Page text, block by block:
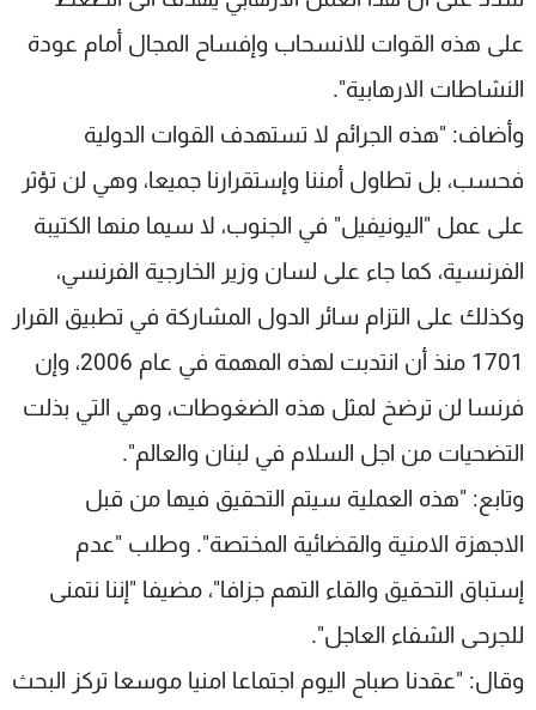
على هذه القوات للانسحاب وإفساح المجال أمام عودة
النشاطات الارهابية".
وأضاف: "هذه الجرائم لا تستهدف القوات الدولية
فحسب، بل تطاول أمننا وإستقرارنا جميعا، وهي لن تؤثر
على عمل "اليونيفيل" في الجنوب، لا سيما منها الكتيبة
الفرنسية، كما جاء على لسان وزير الخارجية الفرنسي،
وكذلك على التزام سائر الدول المشاركة في تطبيق القرار
1701 منذ أن انتدبت لهذه المهمة في عام 2006، وإن
فرنسا لن ترضخ لمثل هذه الضغوطات، وهي التي بذلت
التضحيات من اجل السلام في لبنان والعالم".
وتابع: "هذه العملية سيتم التحقيق فيها من قبل
الاجهزة الامنية والقضائية المختصة". وطلب "عدم
إستباق التحقيق والقاء التهم جزافا"، مضيفا "إننا نتمنى
للجرحى الشفاء العاجل".
وقال: "عقدنا صباح اليوم اجتماعا امنيا موسعا تركز البحث